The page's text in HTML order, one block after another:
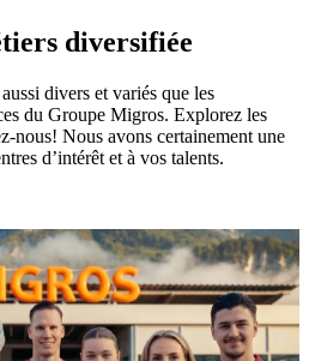
diversifiée
divers et variés que les
du Groupe Migros. Explorez les
nous! Nous avons certainement une
d’intérêt et à vos talents.